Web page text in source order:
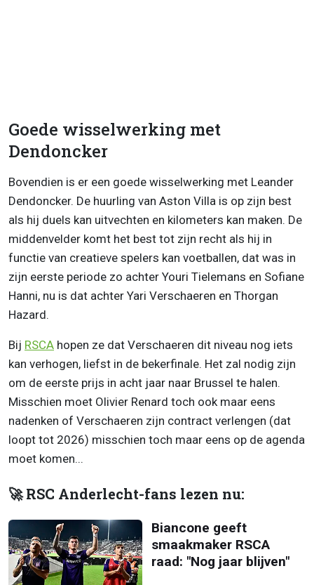
Goede wisselwerking met
Dendoncker
Bovendien is er een goede wisselwerking met Leander
Dendoncker. De huurling van Aston Villa is op zijn best
als hij duels kan uitvechten en kilometers kan maken. De
middenvelder komt het best tot zijn recht als hij in
functie van creatieve spelers kan voetballen, dat was in
zijn eerste periode zo achter Youri Tielemans en Sofiane
Hanni, nu is dat achter Yari Verschaeren en Thorgan
Hazard.
Bij RSCA hopen ze dat Verschaeren dit niveau nog iets
kan verhogen, liefst in de bekerfinale. Het zal nodig zijn
om de eerste prijs in acht jaar naar Brussel te halen.
Misschien moet Olivier Renard toch ook maar eens
nadenken of Verschaeren zijn contract verlengen (dat
loopt tot 2026) misschien toch maar eens op de agenda
moet komen...
🚀 RSC Anderlecht-fans lezen nu:
Biancone geeft
smaakmaker RSCA
raad: "Nog jaar blijven"